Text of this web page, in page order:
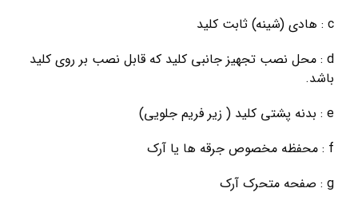
c : هادی (شینه) ثابت کلید
d : محل نصب تجهیز جانبی کلید که قابل نصب بر روی کلید
باشد.
e : بدنه پشتی کلید ( زیر فریم جلویی)
f : محفظه مخصوص جرقه ها یا آرک
g : صفحه متحرک آرک